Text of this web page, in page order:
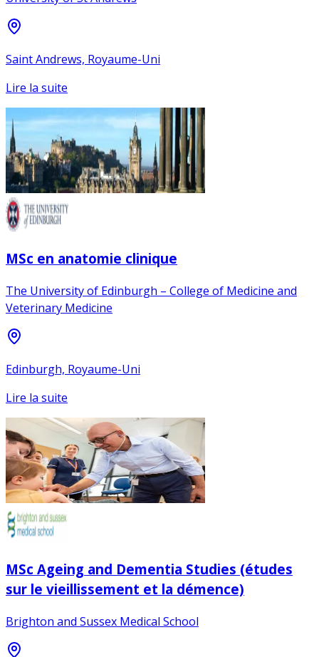
Saint Andrews, Royaume-Uni
Lire la suite
MSc en anatomie clinique
The University of Edinburgh – College of Medicine and
Veterinary Medicine
Edinburgh, Royaume-Uni
Lire la suite
MSc Ageing and Dementia Studies (études
sur le vieillissement et la démence)
Brighton and Sussex Medical School